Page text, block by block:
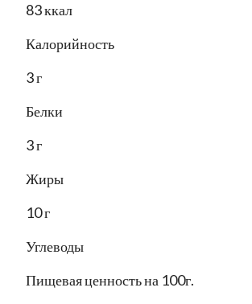
83 ккал
Калорийность
3 г
Белки
3 г
Жиры
10 г
Углеводы
Пищевая ценность на 100г.